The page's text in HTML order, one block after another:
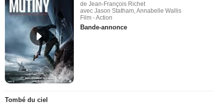
de Jean-François Richet
avec Jason Statham, Annabelle Wallis
Film - Action
Bande-annonce
Tombé du ciel